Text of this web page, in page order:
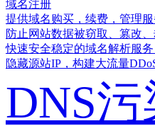
域名注册
提供域名购买，续费，管理服
防止网站数据被窃取、篡改
快速安全稳定的域名解析服务
隐藏源站IP，构建大流量
DNS